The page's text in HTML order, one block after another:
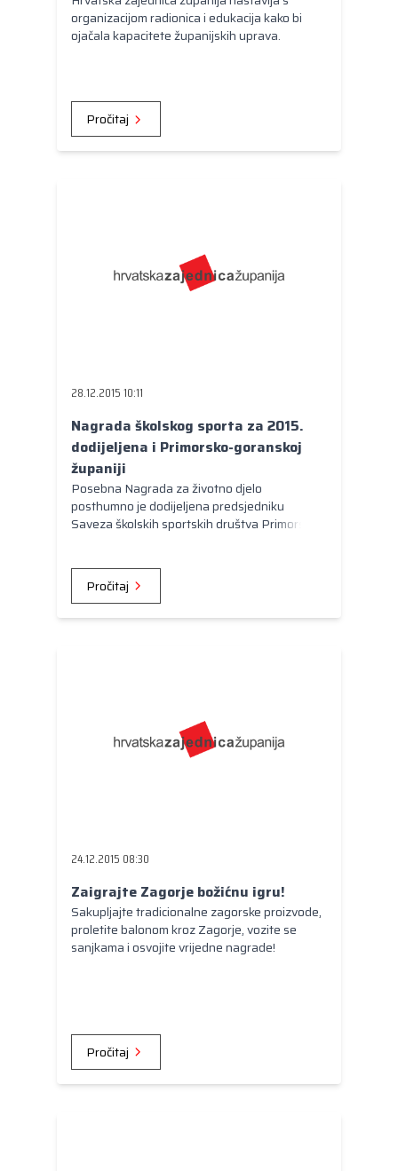
organizacijom radionica i edukacija kako bi
ojačala kapacitete županijskih uprava.
Pročitaj
28.12.2015 10:11
Nagrada školskog sporta za 2015.
dodijeljena i Primorsko-goranskoj
županiji
Posebna Nagrada za životno djelo
posthumno je dodijeljena predsjedniku
Saveza školskih sportskih društva Primorsko-
Pročitaj
24.12.2015 08:30
Zaigrajte Zagorje božićnu igru!
Sakupljajte tradicionalne zagorske proizvode,
proletite balonom kroz Zagorje, vozite se
sanjkama i osvojite vrijedne nagrade!
Pročitaj